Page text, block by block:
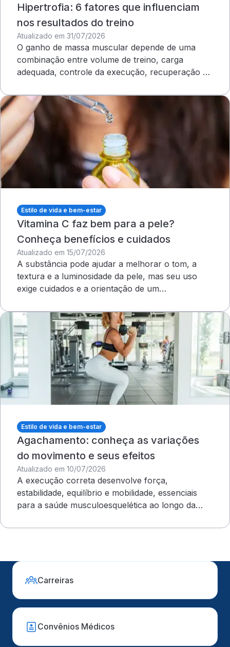
Hipertrofia: 6 fatores que influenciam
nos resultados do treino
Atualizado em 31/07/2026
O ganho de massa muscular depende de uma
combinação entre volume de treino, carga
adequada, controle da execução, recuperação e
Estilo de vida e bem-estar
Vitamina C faz bem para a pele?
Conheça benefícios e cuidados
Atualizado em 15/07/2026
A substância pode ajudar a melhorar o tom, a
textura e a luminosidade da pele, mas seu uso
exige cuidados e a orientação de um
Estilo de vida e bem-estar
Agachamento: conheça as variações
do movimento e seus efeitos
Atualizado em 10/07/2026
A execução correta desenvolve força,
estabilidade, equilíbrio e mobilidade, essenciais
para a saúde musculoesquelética ao longo da
Carreiras
Convênios Médicos